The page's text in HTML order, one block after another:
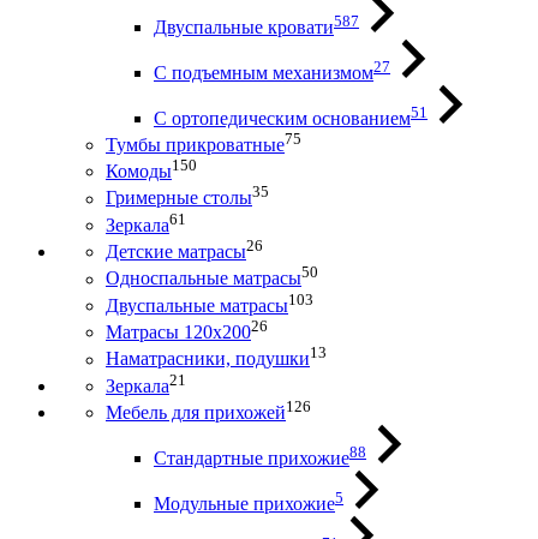
Двуспальные кровати587
С подъемным механизмом27
С ортопедическим основанием51
Тумбы прикроватные75
Комоды150
Гримерные столы35
Зеркала61
Детские матрасы26
Односпальные матрасы50
Двуспальные матрасы103
Матрасы 120х20026
Наматрасники, подушки13
Зеркала21
Мебель для прихожей126
Стандартные прихожие88
Модульные прихожие5